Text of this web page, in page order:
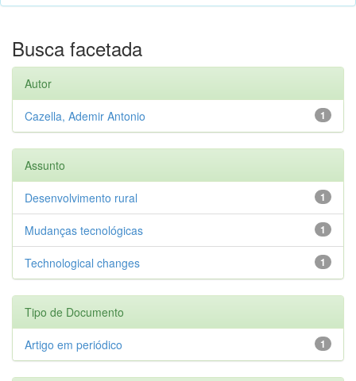
Busca facetada
Autor
1
Cazella, Ademir Antonio
Assunto
1
Desenvolvimento rural
1
Mudanças tecnológicas
1
Technological changes
Tipo de Documento
1
Artigo em periódico